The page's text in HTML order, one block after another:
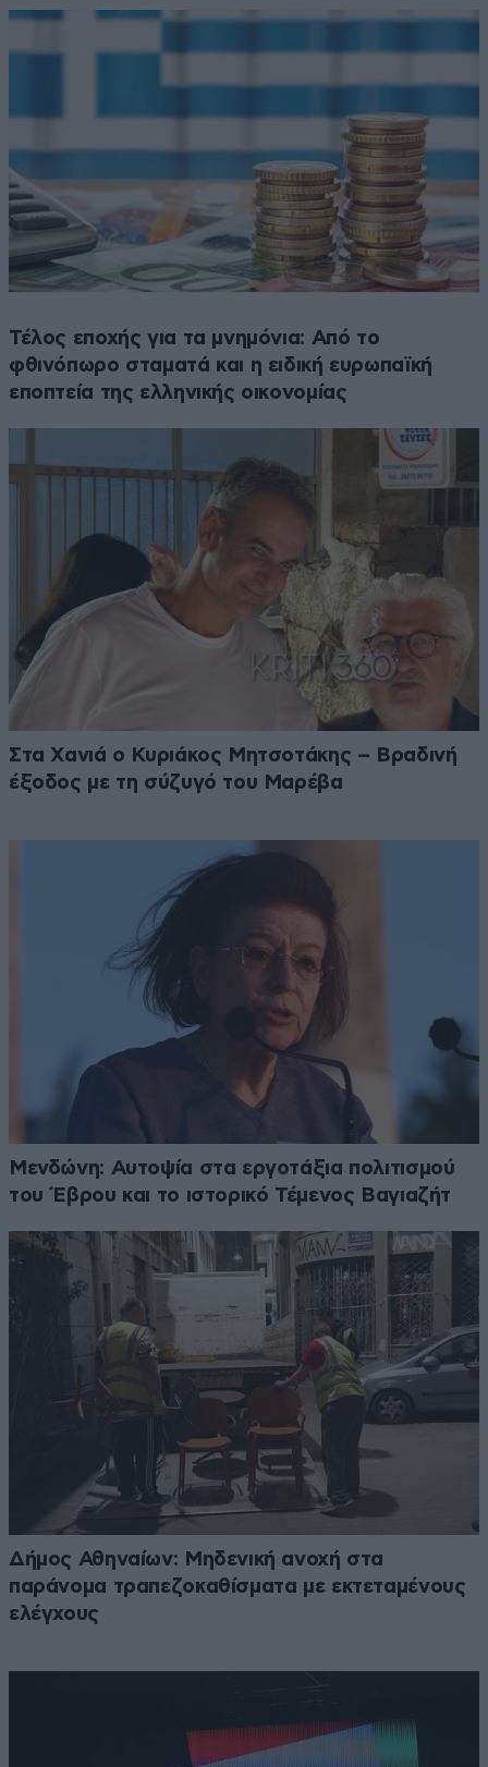
Τέλος εποχής για τα μνημόνια: Από το
φθινόπωρο σταματά και η ειδική ευρωπαϊκή
εποπτεία της ελληνικής οικονομίας
Στα Χανιά ο Κυριάκος Μητσοτάκης – Βραδινή
έξοδος με τη σύζυγό του Μαρέβα
Μενδώνη: Αυτοψία στα εργοτάξια πολιτισμού
του Έβρου και το ιστορικό Τέμενος Βαγιαζήτ
Δήμος Αθηναίων: Μηδενική ανοχή στα
παράνομα τραπεζοκαθίσματα με εκτεταμένους
ελέγχους